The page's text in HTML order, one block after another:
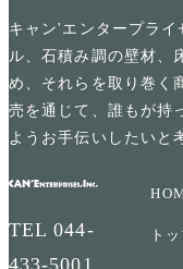
キャン'エンタープライ
ル、石積み調の壁材、
め、それらを取り巻く
売を通じて、誰もが持
ようお手伝いしたいと
TEL044-
ト